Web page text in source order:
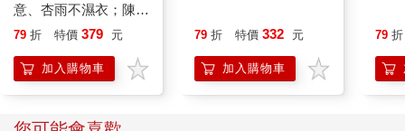
意、杏雨不濕衣；陳亮
恭談以心轉境的適齡漫
79 折 特價 379 元
加入購物車
79 折 特價 332 元
加入購物車
79 折